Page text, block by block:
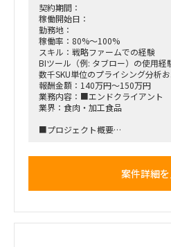
契約期間：
稼働開始日：
勤務地：
稼働率：80%～100%
スキル：戦略ファームでの経験
BIツール（例: タブロー）の使用経
数千SKU単位のプライシング分析
報酬金額：140万円～150万円
業務内容：■エンドクライアント
業界：食肉・加工食品
■プロジェクト概要
今後注力すべき領域の特定と商品
クライアントが容易に扱えるよう
案件詳細